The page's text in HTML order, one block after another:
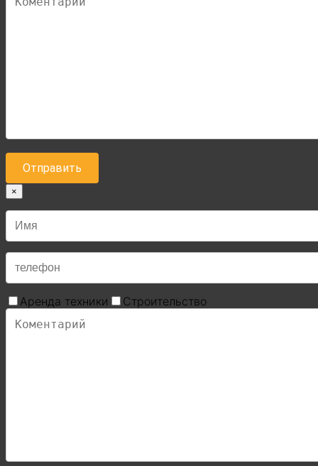
×
Аренда техники Строительство